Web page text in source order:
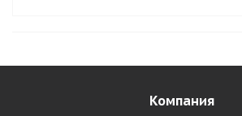
Компания